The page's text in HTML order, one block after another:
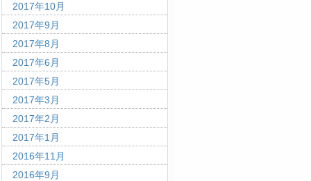
2017年10月
2017年9月
2017年8月
2017年6月
2017年5月
2017年3月
2017年2月
2017年1月
2016年11月
2016年9月